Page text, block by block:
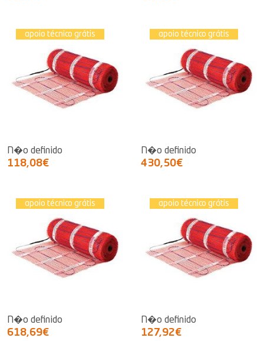
apoio técnico grátis
N�o definido
118,08€
apoio técnico grátis
N�o definido
430,50€
apoio técnico grátis
N�o definido
618,69€
apoio técnico grátis
N�o definido
127,92€